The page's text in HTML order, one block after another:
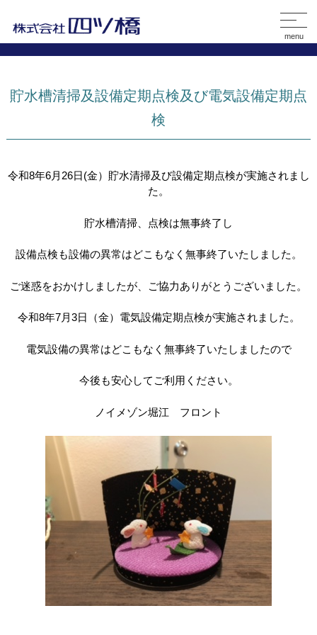
menu
貯水槽清掃及設備定期点検及び電気設備定期点
検
令和8年6月26日(金）貯水清掃及び設備定期点検が実施されまし
た。
貯水槽清掃、点検は無事終了し
設備点検も設備の異常はどこもなく無事終了いたしました。
ご迷惑をおかけしましたが、ご協力ありがとうございました。
令和8年7月3日（金）電気設備定期点検が実施されました。
電気設備の異常はどこもなく無事終了いたしましたので
今後も安心してご利用ください。
ノイメゾン堀江 フロント